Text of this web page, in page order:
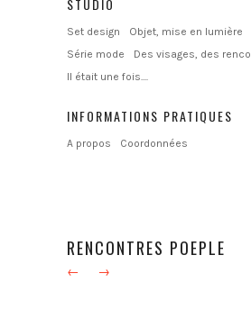
STUDIO
Set design Objet, mise en lumière
Série mode
Des visages, des
Il était une fois....
INFORMATIONS PRATIQUES
A propos Coordonnées
RENCONTRES POEPLE
← →